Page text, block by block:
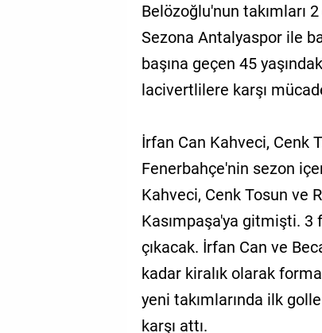
Belözoğlu'nun takımları
Sezona Antalyaspor ile
başına geçen 45
lacivertlilere karşı
İrfan Can Kahveci, Cenk
Fenerbahçe'nin sezon
Kahveci, Cenk Tosun ve
Kasımpaşa'ya gitmişti. 3
çıkacak. İrfan Can ve
kadar kiralık olarak
yeni takımlarında ilk
karşı attı.